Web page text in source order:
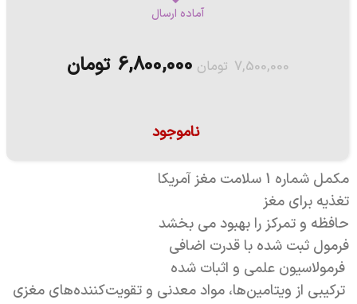
آماده ارسال
7,500,000 تومان 6,800,000 تومان
ناموجود
مکمل شماره 1 سلامت مغز آمریکا
تغذیه برای مغز
حافظه و تمرکز را بهبود می بخشد
فرمول ثبت شده با قدرت اضافی
فرمولاسیون علمی و اثبات شده
ترکیبی از ویتامین‌ها، مواد معدنی و تقویت‌کننده‌های مغزی